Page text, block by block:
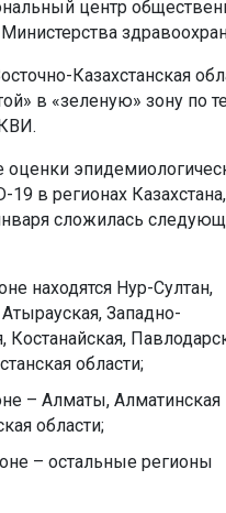
центр
Казахстанская
в «зеленую» зону по
оценки
19 в регионах
сложилась
находятся Нур-Султан,
Западно-
Костанайская,
области;
– Алматы, Алматинская
области;
– остальные регионы